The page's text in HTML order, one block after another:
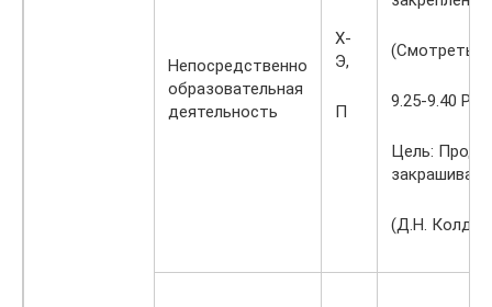
Непосредственно
образовательная
деятельность
Х-
Э,
П
(Смотреть
9.25-9.40
Цель:
(Д.Н.